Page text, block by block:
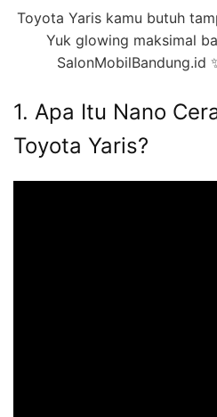
Toyota Yaris kamu butuh
Yuk glowing maksimal
SalonMobilBandung.id
1. Apa Itu Nano
Toyota Yaris?